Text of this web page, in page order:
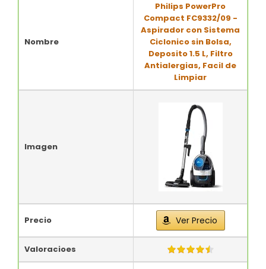
Nombre
Philips PowerPro
Compact FC9332/09 -
Aspirador con Sistema
Ciclonico sin Bolsa,
Deposito 1.5 L, Filtro
Antialergias, Facil de
Limpiar
Imagen
Precio Ver Precio
Valoracioes